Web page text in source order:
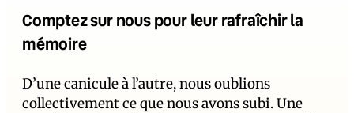
Comptez sur nous pour leur rafraîchir la
mémoire
D’une canicule à l’autre, nous oublions
collectivement ce que nous avons subi. Une